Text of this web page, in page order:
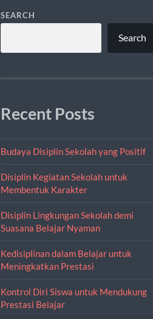
SEARCH
Search
Recent Posts
Budaya Disiplin Sekolah yang Positif
Disiplin Kegiatan Sekolah untuk
Membentuk Karakter
Disiplin Lingkungan Sekolah demi
Suasana Belajar Nyaman
Kedisiplinan dalam Belajar untuk
Meningkatkan Prestasi
Kontrol Diri Siswa untuk Mendukung
Prestasi Belajar